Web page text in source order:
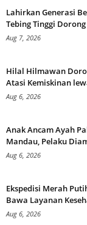
Lahirkan Generasi
Tebing Tinggi
Aug 7, 2026
Hilal Hilmawan
Atasi Kemiskinan
Aug 6, 2026
Anak Ancam Ayah
Mandau, Pelaku
Aug 6, 2026
Ekspedisi Merah
Bawa Layanan
Aug 6, 2026